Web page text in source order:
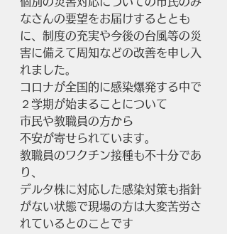
なさんの要望をお届けするととも
に、制度の充実や今後の台風等の災
害に備えて周知などの改善を申し入
れました。
コロナが全国的に感染爆発する中で
２学期が始まることについて
市民や教職員の方から
不安が寄せられています。
教職員のワクチン接種も不十分であ
り、
デルタ株に対応した感染対策も指針
がない状態で現場の方は大変苦労さ
れているとのことです